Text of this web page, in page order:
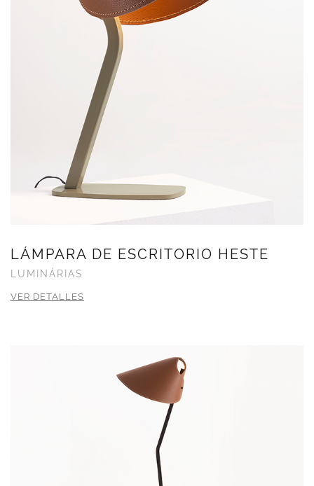
LÁMPARA DE ESCRITORIO HESTE
LUMINÁRIAS
VER DETALLES